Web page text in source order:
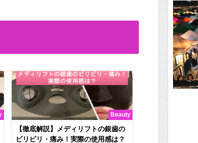
Beauty
【徹底解説】メディリフトの銀歯の
ビリビリ・痛み！実際の使用感は？